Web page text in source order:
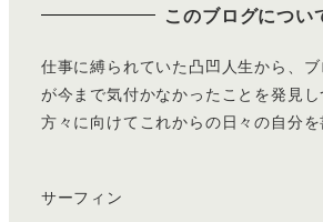
このブログについ
仕事に縛られていた凸凹人生から、
が今まで気付かなかったことを発見
方々に向けてこれからの日々の自分を
サーフィン